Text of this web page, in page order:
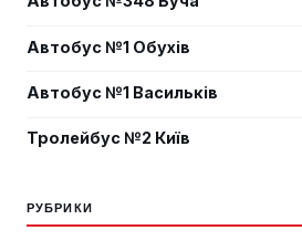
Автобус №1 Обухів
Автобус №1 Васильків
Тролейбус №2 Київ
РУБРИКИ